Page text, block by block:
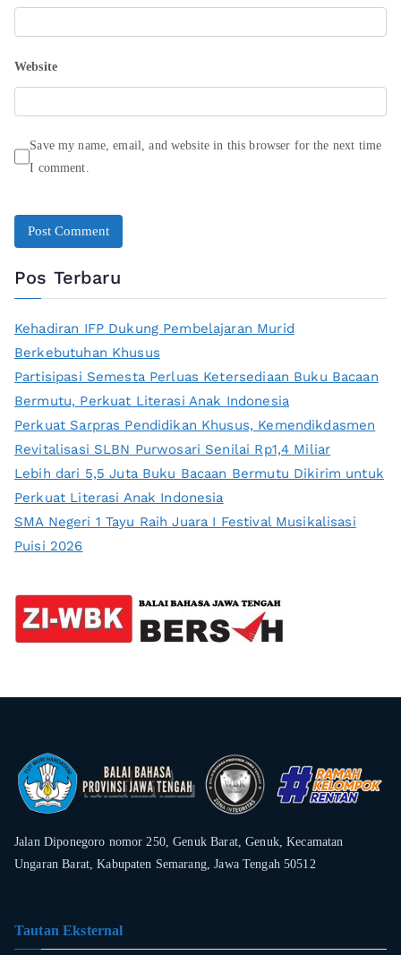
Website
Save my name, email, and website in this browser for the next time
I comment.
Pos Terbaru
Kehadiran IFP Dukung Pembelajaran Murid
Berkebutuhan Khusus
Partisipasi Semesta Perluas Ketersediaan Buku Bacaan
Bermutu, Perkuat Literasi Anak Indonesia
Perkuat Sarpras Pendidikan Khusus, Kemendikdasmen
Revitalisasi SLBN Purwosari Senilai Rp1,4 Miliar
Lebih dari 5,5 Juta Buku Bacaan Bermutu Dikirim untuk
Perkuat Literasi Anak Indonesia
SMA Negeri 1 Tayu Raih Juara I Festival Musikalisasi
Puisi 2026
Jalan Diponegoro nomor 250, Genuk Barat, Genuk, Kecamatan
Ungaran Barat, Kabupaten Semarang, Jawa Tengah 50512
Tautan Eksternal